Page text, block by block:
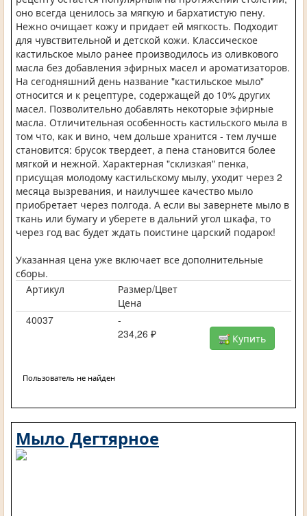
оно всегда ценилось за мягкую и бархатистую пену.
Нежно очищает кожу и придает ей мягкость. Подходит
для чувствительной и детской кожи. Классическое
кастильское мыло ранее производилось из оливкового
масла без добавления эфирных масел и ароматизаторов.
На сегодняшний день название "кастильское мыло"
относится и к рецептуре, содержащей до 10% других
масел. Позволительно добавлять некоторые эфирные
масла. Отличительная особенность кастильского мыла в
том что, как и вино, чем дольше хранится - тем лучше
становится: брусок твердеет, а пена становится более
мягкой и нежной. Характерная "склизкая" пенка,
присущая молодому кастильскому мылу, уходит через 2
месяца вызревания, и наилучшее качество мыло
приобретает через полгода. А если вы завернете мыло в
ткань или бумагу и уберете в дальний угол шкафа, то
через год вас будет ждать поистине царский подарок!
Указанная цена уже включает все дополнительные
сборы.
Артикул
Размер/Цвет
Цена
40037
-
234,26 ₽
Купить
Пользователь не найден
Мыло Дегтярное